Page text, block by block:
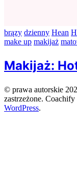
brązy dzienny Hean
make up makijaż
Makijaż:
© prawa autorskie
zastrzeżone. Coachify
WordPress.